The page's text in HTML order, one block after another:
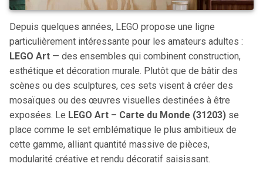
Depuis quelques années, LEGO propose une ligne
particulièrement intéressante pour les amateurs adultes :
LEGO Art — des ensembles qui combinent construction,
esthétique et décoration murale. Plutôt que de bâtir des
scènes ou des sculptures, ces sets visent à créer des
mosaïques ou des œuvres visuelles destinées à être
exposées. Le LEGO Art – Carte du Monde (31203) se
place comme le set emblématique le plus ambitieux de
cette gamme, alliant quantité massive de pièces,
modularité créative et rendu décoratif saisissant.